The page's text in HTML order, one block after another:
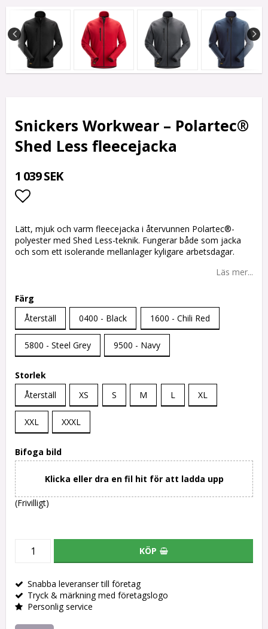
Snickers Workwear – Polartec®
Shed Less fleecejacka
1 039 SEK
Lägg till i favoritlistan
Lätt, mjuk och varm fleecejacka i återvunnen Polartec®-
polyester med Shed Less-teknik. Fungerar både som jacka
och som ett isolerande mellanlager kyligare arbetsdagar.
Läs mer...
Färg
Återställ
0400 - Black 1600 - Chili Red
5800 - Steel Grey 9500 - Navy
Storlek
Återställ
XS S M L XL
XXL XXXL
Bifoga bild
Klicka eller dra en fil hit för att ladda upp
(Frivilligt)
KÖP
Snabba leveranser till företag
Tryck & märkning med företagslogo
Personlig service